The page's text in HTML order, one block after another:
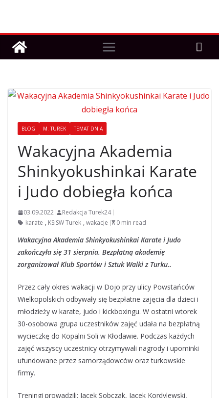
BLOG M. TUREK TEMAT DNIA
Wakacyjna Akademia
Shinkyokushinkai Karate
i Judo dobiegła końca
03.09.2022
Redakcja Turek24
karate , KSiSW Turek , wakacje 0 min read
Wakacyjna Akademia Shinkyokushinkai Karate i Judo
zakończyła się 31 sierpnia. Bezpłatną akademię
zorganizował Klub Sportów i Sztuk Walki z Turku..
Przez cały okres wakacji w Dojo przy ulicy Powstańców
Wielkopolskich odbywały się bezpłatne zajęcia dla dzieci i
młodzieży w karate, judo i kickboxingu. W ostatni wtorek
30-osobowa grupa uczestników zajęć udała na bezpłatną
wycieczkę do Kopalni Soli w Kłodawie. Podczas każdych
zajęć wszyscy uczestnicy otrzymywali nagrody i upominki
ufundowane przez samorządowców oraz turkowskie
firmy.
Treningi prowadzili: Jacek Sobczak, Jacek Kordylewski,